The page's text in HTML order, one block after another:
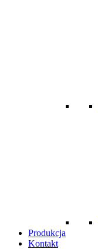
Produkcja
Kontakt